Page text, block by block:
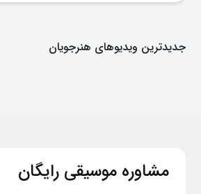
جدیدترین ویدیوهای هنرجویان
مشاوره موسیقی رایگان